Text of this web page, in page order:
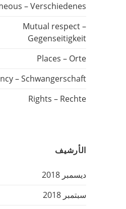
– Verschiedenes
Mutual respect –
Gegenseitigkeit
Places – Orte
– Schwangerschaft
Rights – Rechte
الأرشيف
ديسمبر 2018
سبتمبر 2018